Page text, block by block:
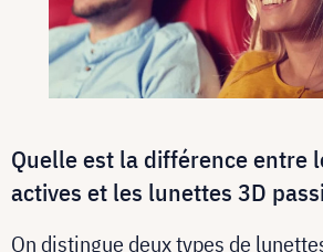
Quelle est la différence entre
actives et les lunettes 3D
On distingue deux types de